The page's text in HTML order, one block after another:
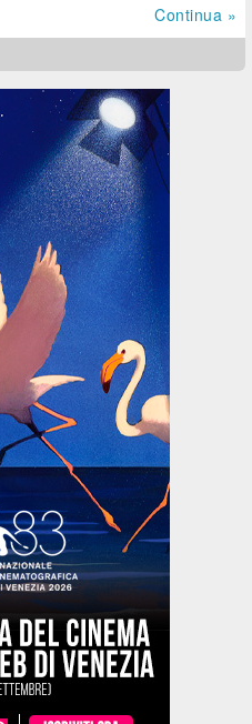
Continua »